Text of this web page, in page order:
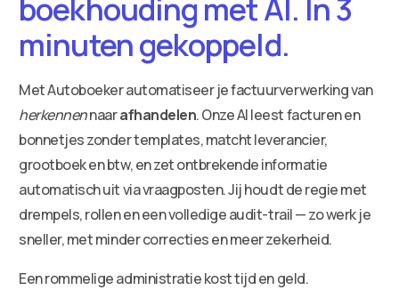
boekhouding met AI. In 3
minuten gekoppeld.
Met Autoboeker automatiseer je factuurverwerking van
herkennennaarafhandelen. Onze AI leest facturen en
bonnetjes zonder templates, matcht leverancier,
grootboek en btw, en zet ontbrekende informatie
automatisch uit via vraagposten. Jij houdt de regie met
drempels, rollen en een volledige audit-trail — zo werk je
sneller, met minder correcties en meer zekerheid.
Een rommelige administratie kost tijd en geld.